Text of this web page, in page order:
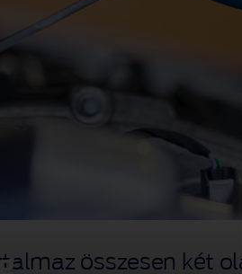
összesen két